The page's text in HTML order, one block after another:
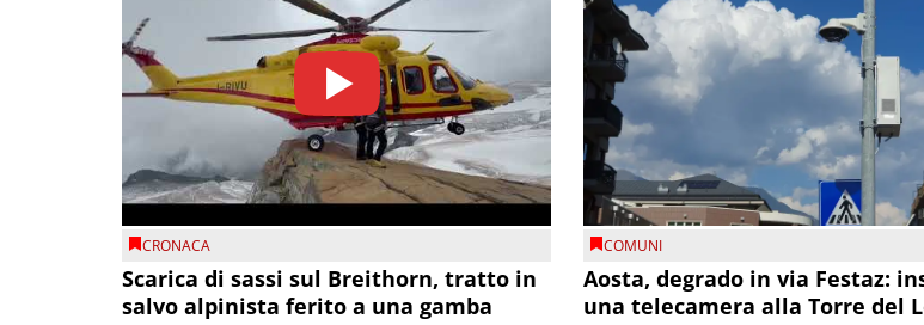
CRONACA
Scarica di sassi sul Breithorn, tratto in
salvo alpinista ferito a una gamba
COMUNI
Aosta, degrado in via Festaz:
una telecamera alla Torre del